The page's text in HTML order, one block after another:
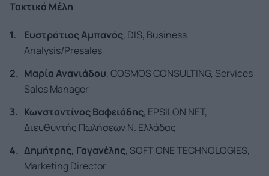
Τακτικά Μέλη
Ευστράτιος Αμπανός, DIS, Business
Analysis/Presales
Μαρία Ανανιάδου, COSMOS CONSULTING, Services
Sales Manager
Κωνσταντίνος Βαφειάδης, EPSILON NET,
Διευθυντής Πωλήσεων Ν. Ελλάδας
Δημήτρης, Γαγανέλης, SOFT ONE TECHNOLOGIES,
Marketing Director